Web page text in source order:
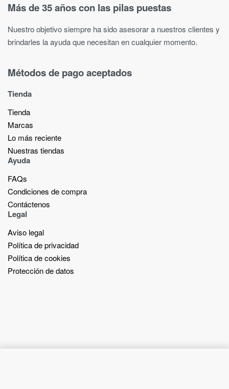
Más de 35 años con las pilas puestas
Nuestro objetivo siempre ha sido asesorar a nuestros clientes y
brindarles la ayuda que necesitan en cualquier momento.
Métodos de pago aceptados
Tienda
Tienda
Marcas
Lo más reciente​
Nuestras tiendas​
Ayuda
FAQs
Condiciones de compra
Contáctenos
Legal
Aviso legal
Política de privacidad
Política de cookies
Protección de datos